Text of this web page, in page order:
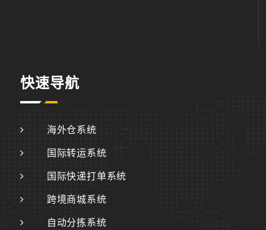
快速导航
海外仓系统
国际转运系统
国际快递打单系统
跨境商城系统
自动分拣系统